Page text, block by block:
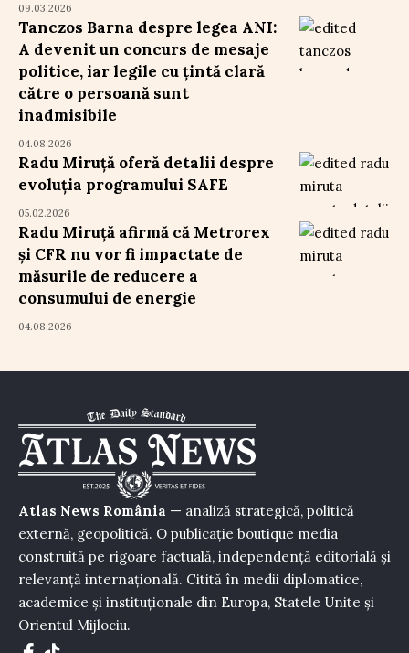
09.03.2026
Tanczos Barna despre legea ANI:
A devenit un concurs de mesaje
politice, iar legile cu țintă clară
către o persoană sunt
inadmisibile
04.08.2026
Radu Miruță oferă detalii despre
evoluția programului SAFE
05.02.2026
Radu Miruță afirmă că Metrorex
și CFR nu vor fi impactate de
măsurile de reducere a
consumului de energie
04.08.2026
Atlas News România — analiză strategică, politică
externă, geopolitică. O publicație boutique media
construită pe rigoare factuală, independență editorială și
relevanță internațională. Citită în medii diplomatice,
academice și instituționale din Europa, Statele Unite și
Orientul Mijlociu.